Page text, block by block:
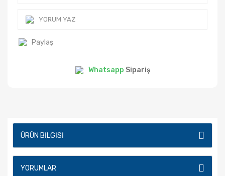
YORUM YAZ
Paylaş
Whatsapp Sipariş
ÜRÜN BILGISI
YORUMLAR